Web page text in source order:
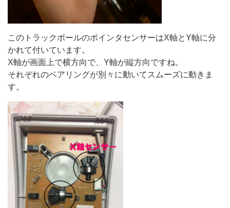
このトラックボールのポインタセンサーはX軸とY軸に分
かれて付いています。
X軸が画面上で横方向で、Y軸が縦方向ですね。
それぞれのベアリングが別々に動いてスムーズに動きま
す。